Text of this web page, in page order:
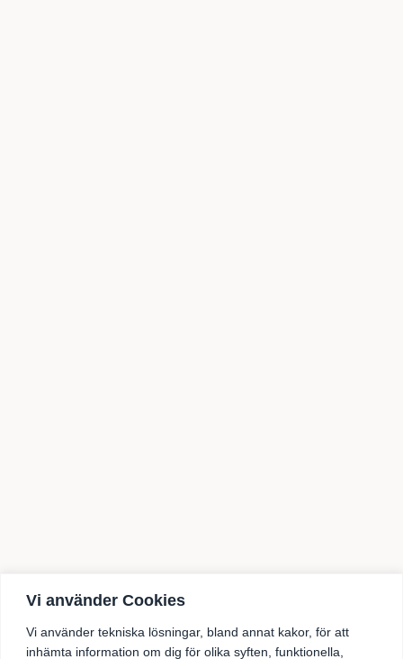
Vi använder Cookies
Vi använder tekniska lösningar, bland annat kakor, för att
inhämta information om dig för olika syften, funktionella,